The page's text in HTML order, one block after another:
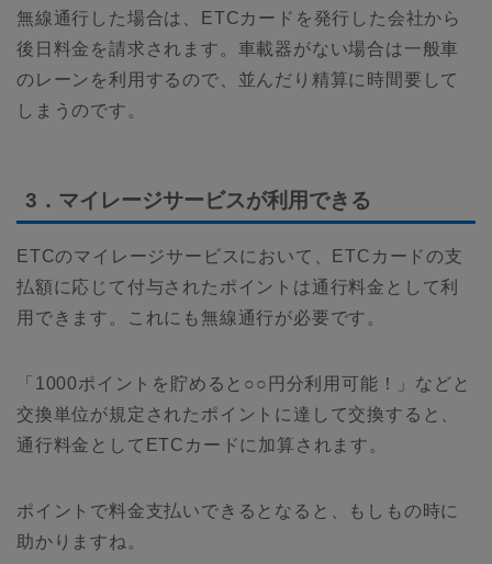
無線通行した場合は、ETCカードを発行した会社から
後日料金を請求されます。車載器がない場合は一般車
のレーンを利用するので、並んだり精算に時間要して
しまうのです。
3．マイレージサービスが利用できる
ETCのマイレージサービスにおいて、ETCカードの支
払額に応じて付与されたポイントは通行料金として利
用できます。これにも無線通行が必要です。
「1000ポイントを貯めると○○円分利用可能！」などと
交換単位が規定されたポイントに達して交換すると、
通行料金としてETCカードに加算されます。
ポイントで料金支払いできるとなると、もしもの時に
助かりますね。